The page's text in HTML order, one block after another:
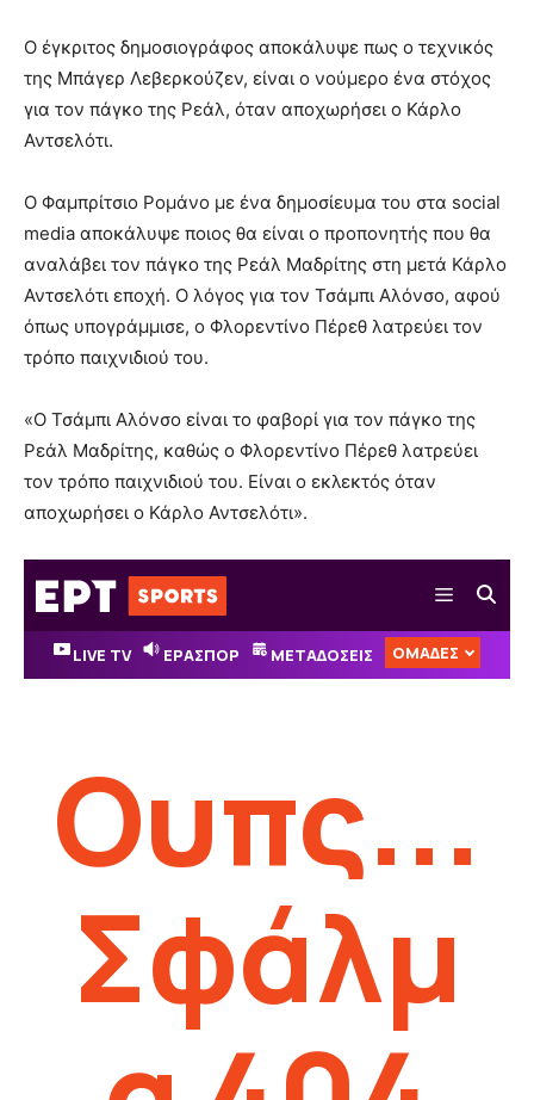
Ο έγκριτος δημοσιογράφος αποκάλυψε πως ο τεχνικός
της Μπάγερ Λεβερκούζεν, είναι ο νούμερο ένα στόχος
για τον πάγκο της Ρεάλ, όταν αποχωρήσει ο Κάρλο
Αντσελότι.
Ο Φαμπρίτσιο Ρομάνο με ένα δημοσίευμα του στα social
media αποκάλυψε ποιος θα είναι ο προπονητής που θα
αναλάβει τον πάγκο της Ρεάλ Μαδρίτης στη μετά Κάρλο
Αντσελότι εποχή. Ο λόγος για τον Τσάμπι Αλόνσο, αφού
όπως υπογράμμισε, ο Φλορεντίνο Πέρεθ λατρεύει τον
τρόπο παιχνιδιού του.
«Ο Τσάμπι Αλόνσο είναι το φαβορί για τον πάγκο της
Ρεάλ Μαδρίτης, καθώς ο Φλορεντίνο Πέρεθ λατρεύει
τον τρόπο παιχνιδιού του. Είναι ο εκλεκτός όταν
αποχωρήσει ο Κάρλο Αντσελότι».